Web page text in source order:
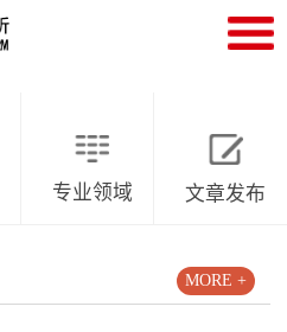
专业领域 文章发布
MORE +